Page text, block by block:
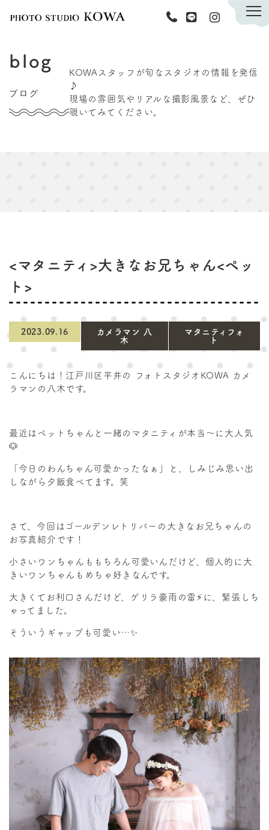
商品紹介
ブログ
（定休日：毎週水・木曜日）
03-3681-4529
blog
ブログ
KOWAスタッフが旬なスタジオの情報を発信
♪
現場の雰囲気やリアルな撮影風景など、ぜひ
覗いてみてください。
<マタニティ>大きなお兄ちゃん<ペッ
ト>
2023.09.16
カメラマン 八
木
マタニティフォ
ト
こんにちは！江戸川区平井の フォトスタジオKOWA カメ
ラマンの八木です。
最近はペットちゃんと一緒のマタニティが本当～に大人気
🐶
「今日のわんちゃん可愛かったなぁ」と、しみじみ思い出
しながら夕飯食べてます。笑
さて、今回はゴールデンレトリバーの大きなお兄ちゃんの
お写真紹介です！
小さいワンちゃんももちろん可愛いんだけど、個人的に大
きいワンちゃんもめちゃ好きなんです。
大きくてお利口さんだけど、ゲリラ豪雨の雷⚡に、緊張しち
ゃってました。
そういうギャップも可愛い…✨